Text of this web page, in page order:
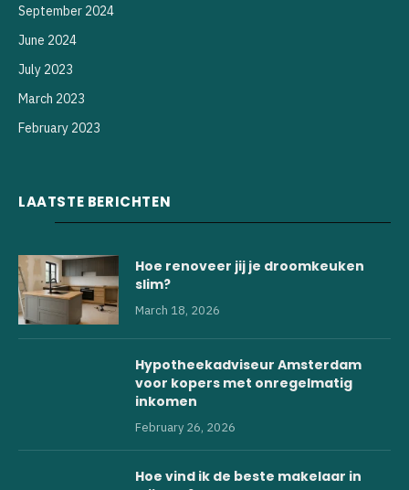
September 2024
June 2024
July 2023
March 2023
February 2023
LAATSTE BERICHTEN
Hoe renoveer jij je droomkeuken
slim?
March 18, 2026
Hypotheekadviseur Amsterdam
voor kopers met onregelmatig
inkomen
February 26, 2026
Hoe vind ik de beste makelaar in